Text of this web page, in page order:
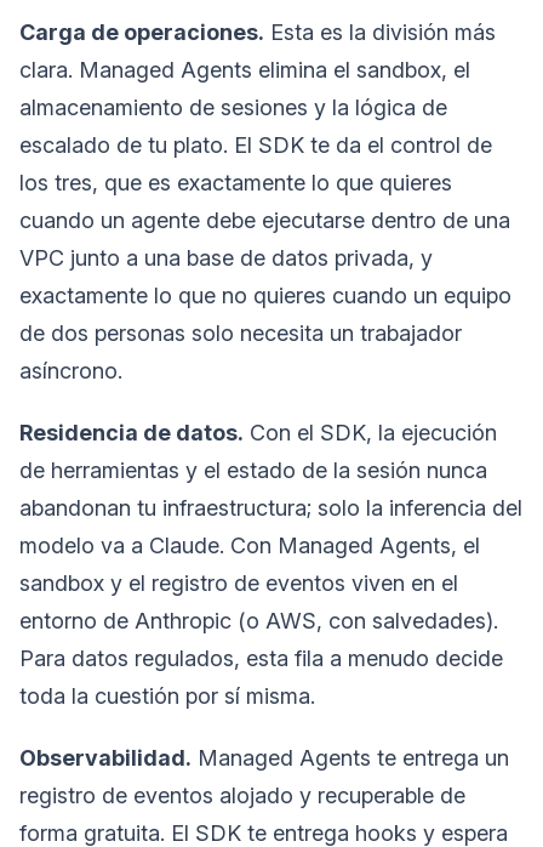
Carga de operaciones. Esta es la división más
clara. Managed Agents elimina el sandbox, el
almacenamiento de sesiones y la lógica de
escalado de tu plato. El SDK te da el control de
los tres, que es exactamente lo que quieres
cuando un agente debe ejecutarse dentro de una
VPC junto a una base de datos privada, y
exactamente lo que no quieres cuando un equipo
de dos personas solo necesita un trabajador
asíncrono.
Residencia de datos. Con el SDK, la ejecución
de herramientas y el estado de la sesión nunca
abandonan tu infraestructura; solo la inferencia del
modelo va a Claude. Con Managed Agents, el
sandbox y el registro de eventos viven en el
entorno de Anthropic (o AWS, con salvedades).
Para datos regulados, esta fila a menudo decide
toda la cuestión por sí misma.
Observabilidad. Managed Agents te entrega un
registro de eventos alojado y recuperable de
forma gratuita. El SDK te entrega hooks y espera